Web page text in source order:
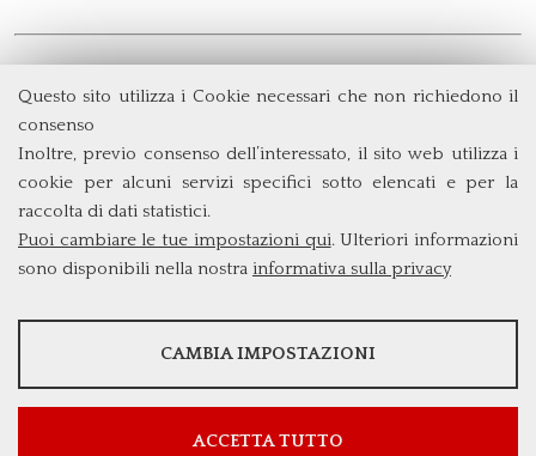
Questo sito utilizza i Cookie necessari che non richiedono il
consenso
Inoltre, previo consenso dell’interessato, il sito web utilizza i
cookie per alcuni servizi specifici sotto elencati e per la
raccolta di dati statistici.
Puoi cambiare le tue impostazioni qui. Ulteriori informazioni
sono disponibili nella nostra informativa sulla privacy
STATISTICHE
Mostra maggiori informazioni
CAMBIA IMPOSTAZIONI
ACCETTA TUTTO
Università degli Studi di Roma Tor Vergata
Via Columbia, 2
00133 Roma (Italia)
Tel. +39 06 7259 5572/5425
triennio@clem.uniroma2.it